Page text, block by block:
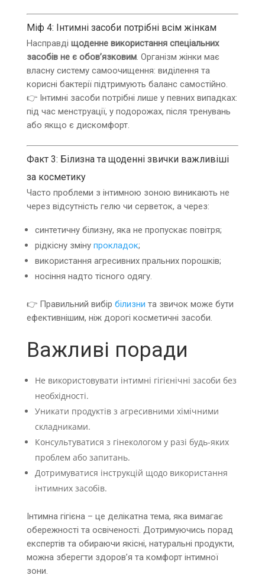
Міф 4: Інтимні засоби потрібні всім жінкам
Насправді щоденне використання спеціальних
засобів не є обов’язковим. Організм жінки має
власну систему самоочищення: виділення та
корисні бактерії підтримують баланс самостійно.
👉 Інтимні засоби потрібні лише у певних випадках:
під час менструації, у подорожах, після тренувань
або якщо є дискомфорт.
Факт 3: Білизна та щоденні звички важливіші
за косметику
Часто проблеми з інтимною зоною виникають не
через відсутність гелю чи серветок, а через:
синтетичну білизну, яка не пропускає повітря;
рідкісну зміну прокладок;
використання агресивних пральних порошків;
носіння надто тісного одягу.
👉 Правильний вибір білизни та звичок може бути
ефективнішим, ніж дорогі косметичні засоби.
Важливі поради
Не використовувати інтимні гігієнічні засоби без
необхідності.
Уникати продуктів з агресивними хімічними
складниками.
Консультуватися з гінекологом у разі будь-яких
проблем або запитань.
Дотримуватися інструкцій щодо використання
інтимних засобів.
Інтимна гігієна – це делікатна тема, яка вимагає
обережності та освіченості. Дотримуючись порад
експертів та обираючи якісні, натуральні продукти,
можна зберегти здоров’я та комфорт інтимної
зони.